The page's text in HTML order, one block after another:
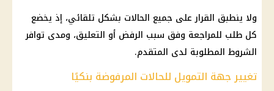
ولا ينطبق القرار على جميع الحالات بشكل تلقائي، إذ يخضع
كل طلب للمراجعة وفق سبب الرفض أو التعليق، ومدى توافر
الشروط المطلوبة لدى المتقدم.
تغيير جهة التمويل للحالات المرفوضة بنكيًا